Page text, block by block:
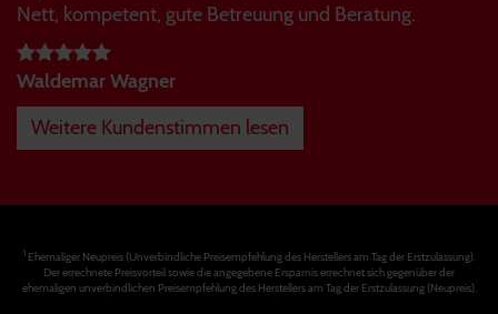
Nett, kompetent, gute Betreuung und Beratung.
Waldemar Wagner
Weitere Kundenstimmen lesen
1Ehemaliger Neupreis (Unverbindliche Preisempfehlung des Herstellers am Tag der Erstzulassung).
Der errechnete Preisvorteil sowie die angegebene Ersparnis errechnet sich gegenüber der
ehemaligen unverbindlichen Preisempfehlung des Herstellers am Tag der Erstzulassung (Neupreis).